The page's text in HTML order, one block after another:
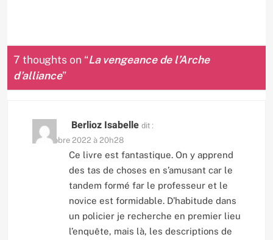
7 thoughts on “La vengeance de l’Arche
d’alliance”
Berlioz Isabelle dit :
17 octobre 2022 à 20h28
Ce livre est fantastique. On y apprend
des tas de choses en s’amusant car le
tandem formé far le professeur et le
novice est formidable. D’habitude dans
un policier je recherche en premier lieu
l’enquête, mais là, les descriptions de